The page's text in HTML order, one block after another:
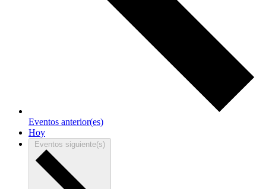
Eventos anterior(es)
Hoy
Eventos siguiente(s)